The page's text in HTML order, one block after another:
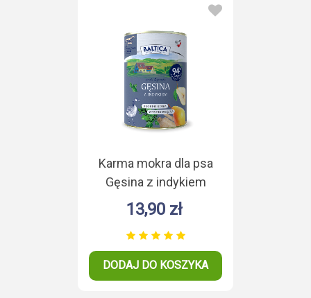
Karma mokra dla psa
Gęsina z indykiem
Duoproteina 400g
13,90 zł
DODAJ DO KOSZYKA